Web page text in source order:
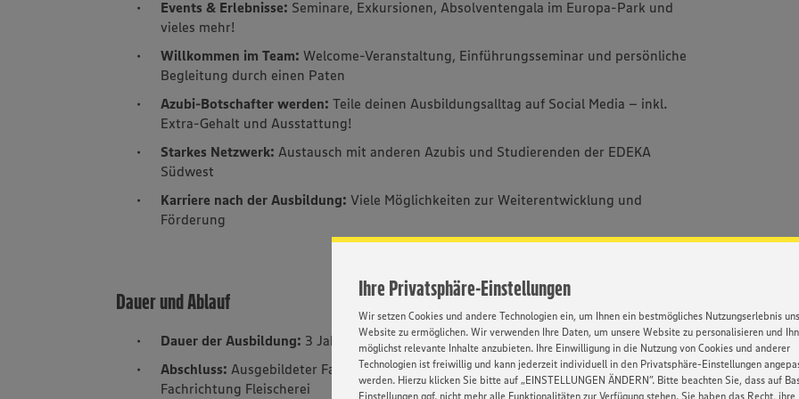
Ihre Privatsphäre-Einstellungen
Wir setzen Cookies und andere Technologien ein, um Ihnen ein bestmögliches Nutzungserlebnis
Website zu ermöglichen. Wir verwenden Ihre Daten, um unsere Website zu personalisieren und
möglichst relevante Inhalte anzubieten. Ihre Einwilligung in die Nutzung von Cookies und anderer
Technologien ist freiwillig und kann jederzeit individuell in den Privatsphäre-Einstellungen
werden. Hierzu klicken Sie bitte auf „EINSTELLUNGEN ÄNDERN”. Bitte beachten Sie, dass auf
Einstellungen ggf. nicht mehr alle Funktionalitäten zur Verfügung stehen. Sie haben das Recht, ihre
Events & Erlebnisse: Seminare, Exkursionen, Absolventengala im Europa-Park und
vieles mehr!
Willkommen im Team: Welcome-Veranstaltung, Einführungsseminar und persönliche
Begleitung durch einen Paten
Azubi-Botschafter werden: Teile deinen Ausbildungsalltag auf Social Media – inkl.
Extra-Gehalt und Ausstattung!
Starkes Netzwerk: Austausch mit anderen Azubis und Studierenden der EDEKA
Südwest
Karriere nach der Ausbildung: Viele Möglichkeiten zur Weiterentwicklung und
Förderung
Dauer und Ablauf
Dauer der Ausbildung: 3 Jahre
Abschluss: Ausgebildeter Fachverkäufer im Lebensmittelhandwerk –
Fachrichtung Fleischerei
Ihre
Mehr über